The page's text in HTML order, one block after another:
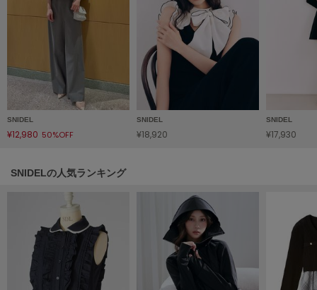
オルグ
ORR
オル
Philly chocolate
フィリーチョコレート
poláura
ポローラ
SNIDEL
¥12,980 50%OFF
SNIDEL
¥18,920
SNIDEL
¥17,930
SNIDELの人気ランキング